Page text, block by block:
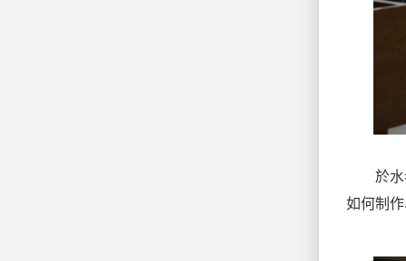
於水老
如何制